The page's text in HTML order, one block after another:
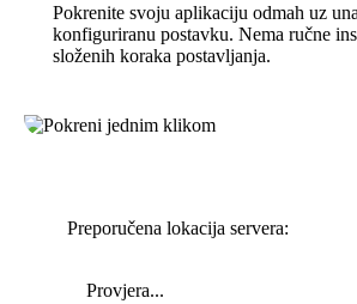
Pokrenite svoju aplikaciju odmah uz
konfiguriranu postavku. Nema ručne
složenih koraka postavljanja.
Preporučena lokacija servera:
Provjera...